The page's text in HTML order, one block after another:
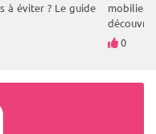
à éviter ? Le guide
mobilier
0